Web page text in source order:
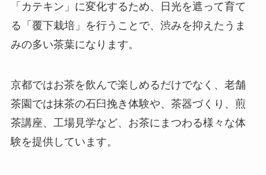
「カテキン」に変化するため、日光を遮って育て
る「覆下栽培」を行うことで、渋みを抑えたうま
みの多い茶葉になります。
京都ではお茶を飲んで楽しめるだけでなく、老舗
茶園では抹茶の石臼挽き体験や、茶器づくり、煎
茶講座、工場見学など、お茶にまつわる様々な体
験を提供しています。